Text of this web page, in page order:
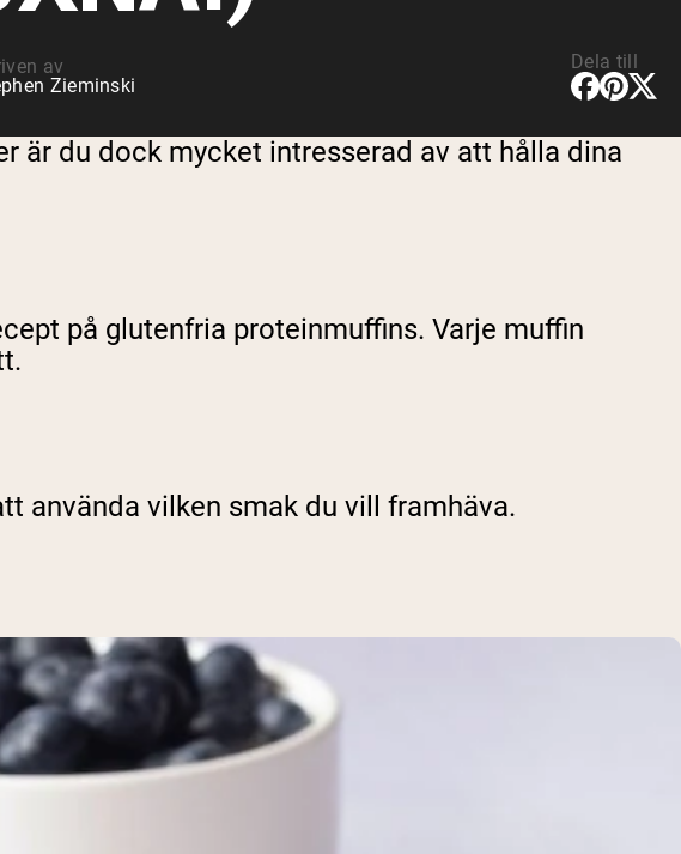
av
Zieminski
Dela till
är du dock mycket intresserad av att hålla dina
på glutenfria proteinmuffins. Varje muffin
använda vilken smak du vill framhäva.